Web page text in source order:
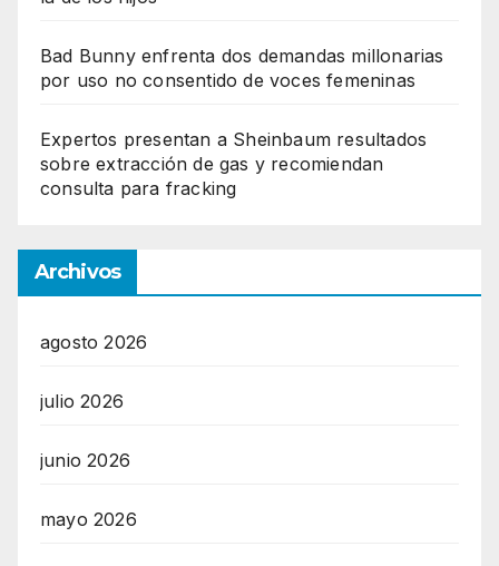
Bad Bunny enfrenta dos demandas millonarias
por uso no consentido de voces femeninas
Expertos presentan a Sheinbaum resultados
sobre extracción de gas y recomiendan
consulta para fracking
Archivos
agosto 2026
julio 2026
junio 2026
mayo 2026